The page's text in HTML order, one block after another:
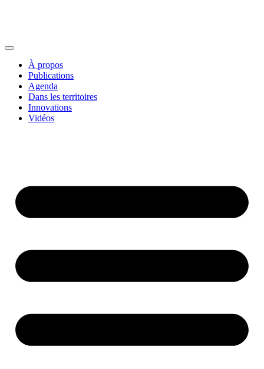
À propos
Publications
Agenda
Dans les territoires
Innovations
Vidéos